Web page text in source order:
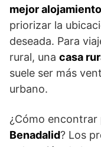
mejor
priorizar la
deseada. Para
rural, una casa
suele ser más
urbano.
¿Cómo encontrar
Benadalid? Los